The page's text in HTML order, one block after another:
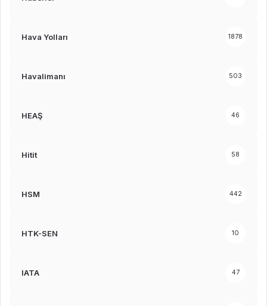
Hava Yolları 1878
Havalimanı 503
HEAŞ 46
Hitit 58
HSM 442
HTK-SEN 10
IATA 47